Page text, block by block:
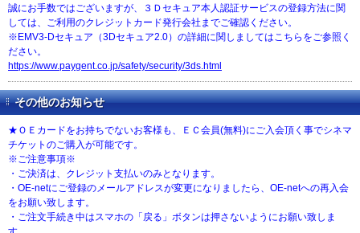
誠にお手数ではございますが、３Ｄセキュア本人認証サービスの登録方法に関
しては、ご利用のクレジットカード発行会社までご確認ください。
※EMV3-Dセキュア（3Dセキュア2.0）の詳細に関しましてはこちらをご参照く
ださい。
https://www.paygent.co.jp/safety/security/3ds.html
その他のお知らせ
★ＯＥカードをお持ちでないお客様も、ＥＣ会員(無料)にご入会頂く事でシネマ
チケットのご購入が可能です。
※ご注意事項※
・ご決済は、クレジット支払いのみとなります。
・OE-netにご登録のメールアドレスが変更になりましたら、OE-netへの再入会
をお願い致します。
・ご注文手続き中はスマホの「戻る」ボタンは押さないようにお願い致しま